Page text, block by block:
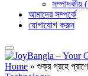
আমাদের সম্পর্কে
যোগাযোগ করুন
Home »শুক্র গ্রহে